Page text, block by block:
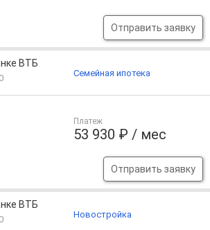
Отправить заявку
Платеж
53 930 ₽ / мес
Отправить заявку
Семейная ипотека
Новостройка